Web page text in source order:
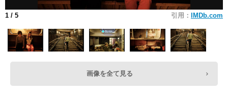
1 / 5 引用： IMDb.com
画像を全て見る